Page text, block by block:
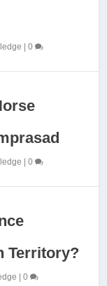
|0
|0
Territory?
|0